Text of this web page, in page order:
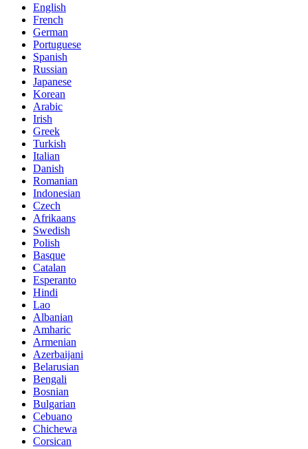
English
French
German
Portuguese
Spanish
Russian
Japanese
Korean
Arabic
Irish
Greek
Turkish
Italian
Danish
Romanian
Indonesian
Czech
Afrikaans
Swedish
Polish
Basque
Catalan
Esperanto
Hindi
Lao
Albanian
Amharic
Armenian
Azerbaijani
Belarusian
Bengali
Bosnian
Bulgarian
Cebuano
Chichewa
Corsican